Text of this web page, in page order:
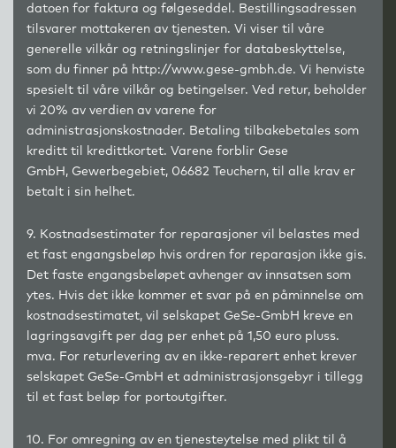
datoen for faktura og følgeseddel. Bestillingsadressen
tilsvarer mottakeren av tjenesten. Vi viser til våre
generelle vilkår og retningslinjer for databeskyttelse,
som du finner på http://www.gese-gmbh.de. Vi henviste
spesielt til våre vilkår og betingelser. Ved retur, beholder
vi 20% av verdien av varene for
administrasjonskostnader. Betaling tilbakebetales som
kreditt til kredittkortet. Varene forblir Gese
GmbH, Gewerbegebiet, 06682 Teuchern, til alle krav er
betalt i sin helhet.
9. Kostnadsestimater for reparasjoner vil belastes med
et fast engangsbeløp hvis ordren for reparasjon ikke gis.
Det faste engangsbeløpet avhenger av innsatsen som
ytes. Hvis det ikke kommer et svar på en påminnelse om
kostnadsestimatet, vil selskapet GeSe-GmbH kreve en
lagringsavgift per dag per enhet på 1,50 euro pluss.
mva. For returlevering av en ikke-reparert enhet krever
selskapet GeSe-GmbH et administrasjonsgebyr i tillegg
til et fast beløp for portoutgifter.
10. For omregning av en tjenesteytelse med plikt til å